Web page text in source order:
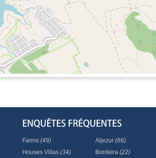
Farms (49)
Houses Villas (34)
Aljezur (66)
Bordeira (22)